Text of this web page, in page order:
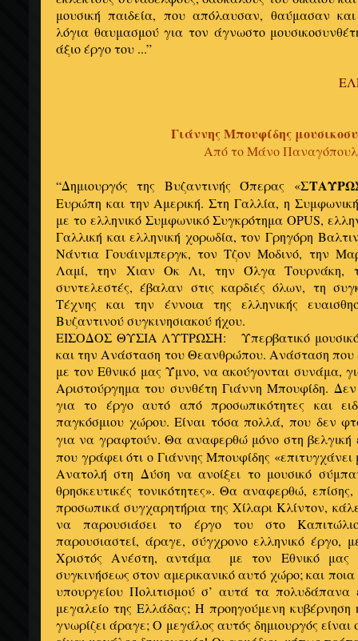
μουσική παιδεία, που απόλαυσαν, θαύμασαν
λόγια θαυμασμού για τον άγνωστο
άξιο έργο του ...”
Γιάννης Μπουφίδης
Από το Μάνο
“Δημιουργός της Βυζαντινής Όπερας «
Ευρώπη και την Αμερική. Στη Γαλλία, η
με το ελληνικό Συμφωνικό Συγκρότημα OPUS,
Γαλλική και ελληνική χορωδία, τον Γρηγόρη
Νάντια Γουάινμπεργκ, τον Τζον Μοδινό, την
Λαμί, την Χιαν Οκ Λι, την Όλγα Τουρνάκη,
συντελεστές, έβαλαν στις καρδιές όλων, τη
Τέχνης και την έννοια της ελληνικής
Βυζαντινού συγκινησιακού ήχου.
ΕΙΣΟΔΟΣ ΘΥΣΙΑ ΛΥΤΡΩΣΗ: Υπερβατικό μουσικό
και την Ανάσταση του Θεανθρώπου. Ανάσταση που
με τον Εθνικό μας Ύμνο, να ακούγονται συνάμα,
Αριστούργημα του συνθέτη Γιάννη Μπουφίδη.
για το έργο αυτό από προσωπικότητες και
παγκόσμιου χώρου. Είναι τόσα πολλά, που δεν
για να γραφτούν. Θα αναφερθώ μόνο στη βελγική
που γράφει ότι ο Γιάννης Μπουφίδης
Ανατολή στη Δύση να ανοίξει το μουσικό
θρησκευτικές τονικότητες». Θα αναφερθώ,
προσωπικά συγχαρητήρια της Χίλαρι Κλίντον,
να παρουσιάσει το έργο του στο
παρουσιαστεί, άραγε, σύγχρονο ελληνικό έργο,
Χριστός Ανέστη, αντάμα με τον Εθνικό μας
συγκινήσεως στον αμερικανικό αυτό χώρο; και
υπουργείου Πολιτισμού σ’ αυτά τα
μεγαλείο της Ελλάδας; Η προηγούμενη
γνωρίζει άραγε; Ο μεγάλος αυτός δημιουργός είναι